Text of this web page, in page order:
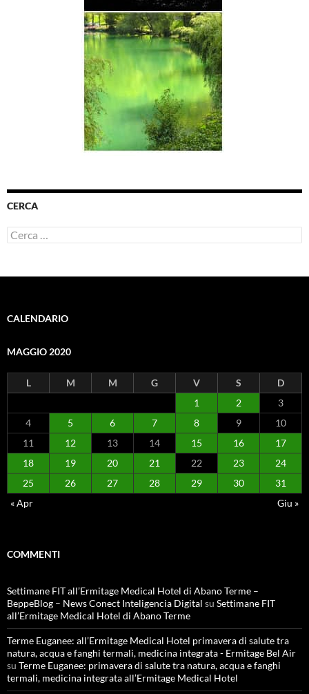
CERCA
Ricerca
per:
CALENDARIO
MAGGIO 2020
L M M G V S
D
1
2
3
4
5 6 7 8 9
10
11
12 13 14 15 16
17
18
19 20 21 22 23
24
25
26 27 28 29 30
31
« Apr
Giu »
COMMENTI
Settimane FIT all’Ermitage Medical Hotel di Abano Terme –
BeppeBlog – News Conect Inteligencia Digital su Settimane FIT
all’Ermitage Medical Hotel di Abano Terme
Terme Euganee: all’Ermitage Medical Hotel primavera di salute tra
natura, acqua e fanghi termali, medicina integrata - Ermitage Bel Air
su Terme Euganee: primavera di salute tra natura, acqua e fanghi
termali, medicina integrata all’Ermitage Medical Hotel